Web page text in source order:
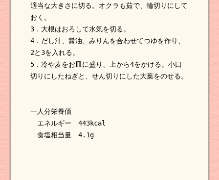
適当な大きさに切る。オクラも茹で、輪切りにして
おく。
3．大根はおろして水気を切る。
4．だし汁、醤油、みりんを合わせてつゆを作り、
2と3を入れる。
5．冷や麦をお皿に盛り、上から4をかける。小口
切りにしたねぎと、せん切りにした大葉をのせる。
一人分栄養価
エネルギー 443kcal
食塩相当量 4.1g